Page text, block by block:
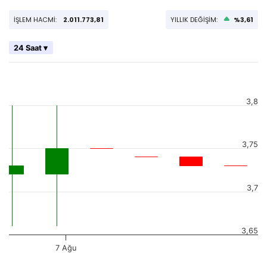
İŞLEM HACMİ: 2.011.773,81 YILLIK DEĞİŞİM: %3,61
24 Saat ▾
7 Ağu
3,65
3,7
3,75
3,8